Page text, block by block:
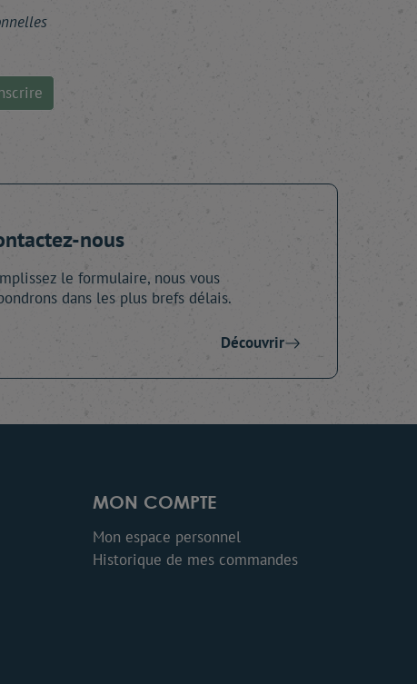
nous
le formulaire, nous vous
dans les plus brefs délais.
Découvrir
MON COMPTE
Mon espace personnel
Historique de mes commandes